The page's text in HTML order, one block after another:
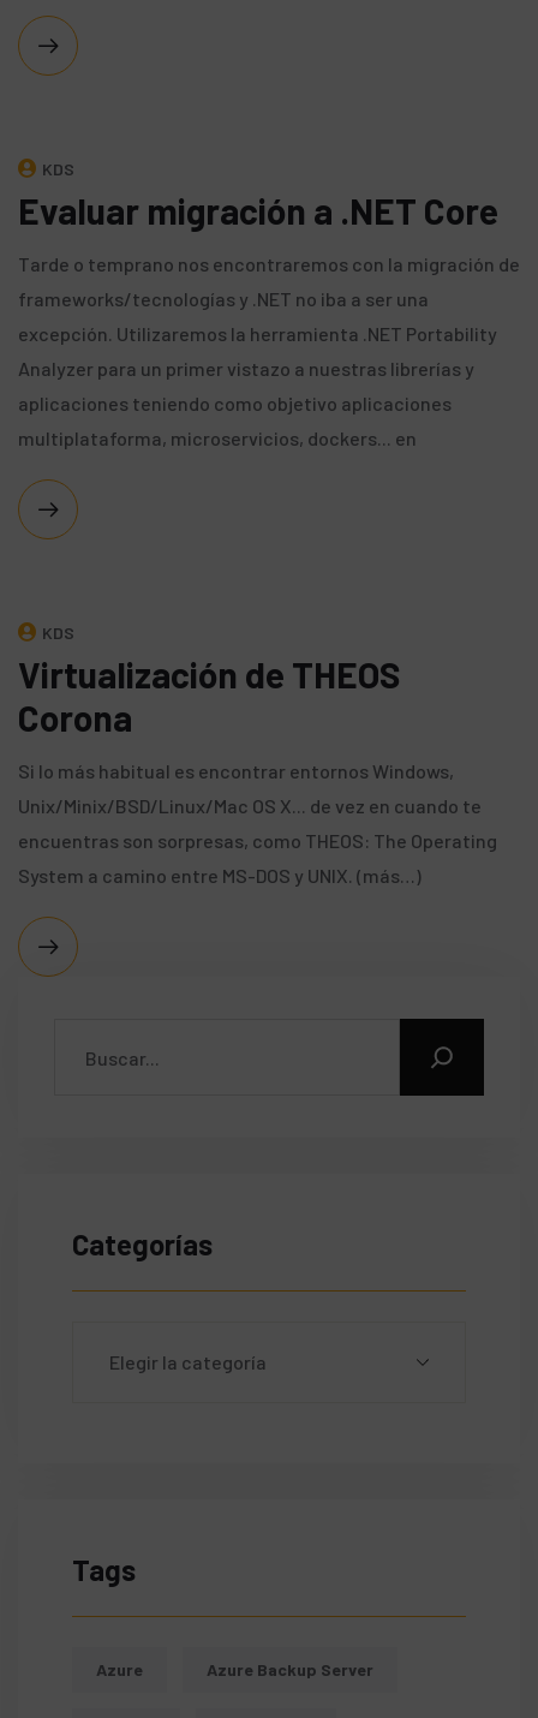
KDS
Evaluar migración a .NET Core
Tarde o temprano nos encontraremos con la migración de
frameworks/tecnologías y .NET no iba a ser una
excepción. Utilizaremos la herramienta .NET Portability
Analyzer para un primer vistazo a nuestras librerías y
aplicaciones teniendo como objetivo aplicaciones
multiplataforma, microservicios, dockers... en
KDS
Virtualización de THEOS
Corona
Si lo más habitual es encontrar entornos Windows,
Unix/Minix/BSD/Linux/Mac OS X... de vez en cuando te
encuentras son sorpresas, como THEOS: The Operating
System a camino entre MS-DOS y UNIX. (más…)
Categorías
Tags
Azure Azure Backup Server